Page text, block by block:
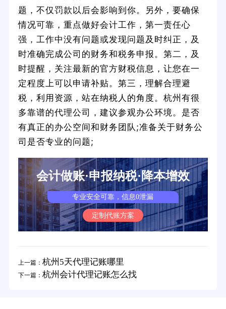
题，不仅罚款以后会影响到你。另外，要确保
情况可靠，重点做好会计工作，第一责任心
强，工作中没有问题或发现问题及时纠正，及
时准确完成公司的财务和税务申报。第二，及
时提醒，关注最新的官方财税信息，让您在一
定程度上可以申请补贴。第三，理解合理避
税，利用资源，站在纳税人的角度。杭州有很
多靠谱的代理公司，建议参观办公环境。是否
有真正的办公空间和财务团队;准备关于财务公
司是否专业的问题;
会计做账·申报纳税·降本增效
专业安全可靠，信息0泄漏
定制代账方案
上一篇： 杭州5天代理记账哪里
下一篇： 杭州会计代理记账怎么找